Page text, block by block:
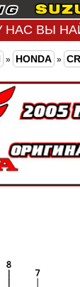
У НАС
» HONDA »